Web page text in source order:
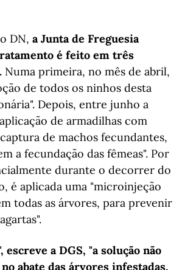
DN, a Junta de Freguesia
é feito em três
Numa primeira, no mês de abril,
de todos os ninhos desta
Depois, entre junho a
de armadilhas com
de machos fecundantes,
a fecundação das fêmeas". Por
durante o decorrer do
é aplicada uma "microinjeção
todas as árvores, para prevenir
escreve a DGS, "a solução não
abate das árvores infestadas,